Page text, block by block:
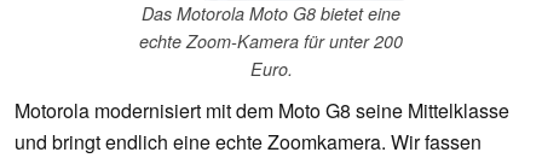
Das Motorola Moto G8 bietet eine
echte Zoom-Kamera für unter 200
Euro.
Motorola modernisiert mit dem Moto G8 seine Mittelklasse
und bringt endlich eine echte Zoomkamera. Wir fassen